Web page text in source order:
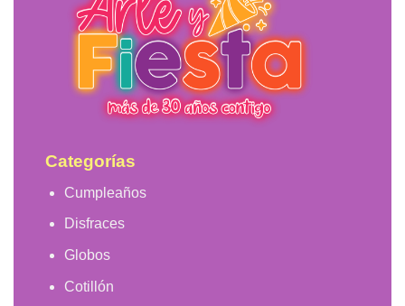
Categorías
Cumpleaños
Disfraces
Globos
Cotillón